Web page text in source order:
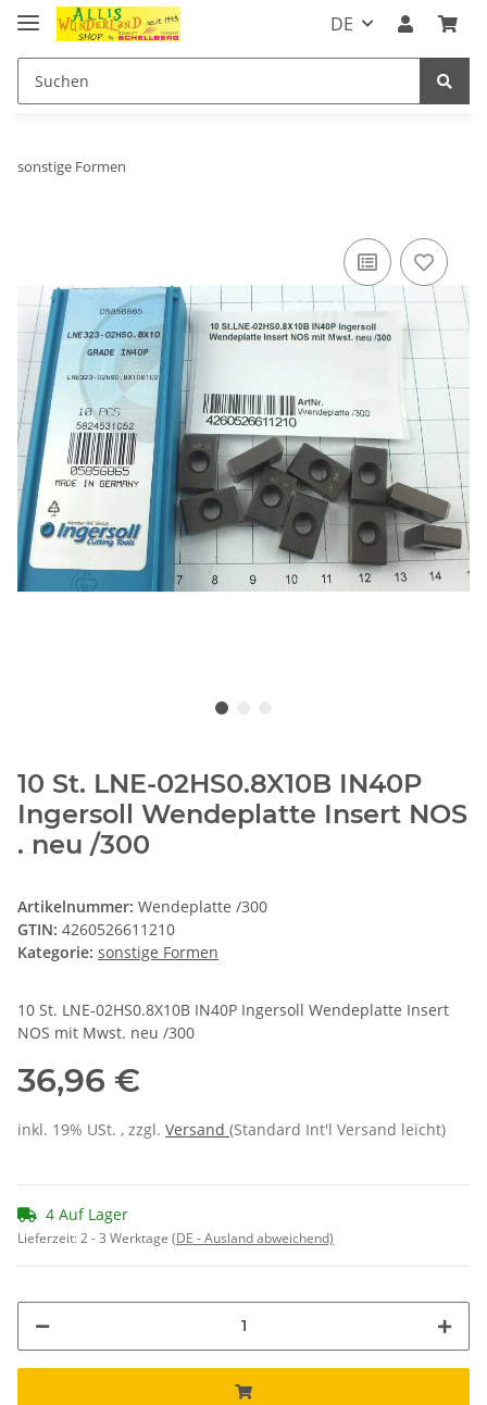
DE
sonstige Formen
10 St. LNE-02HS0.8X10B IN40P
Ingersoll Wendeplatte Insert NOS
. neu /300
Artikelnummer: Wendeplatte /300
GTIN: 4260526611210
Kategorie: sonstige Formen
10 St. LNE-02HS0.8X10B IN40P Ingersoll Wendeplatte Insert
NOS mit Mwst. neu /300
36,96 €
inkl. 19% USt. , zzgl. Versand (Standard Int'l Versand leicht)
4 Auf Lager
Lieferzeit:2 - 3 Werktage (DE - Ausland abweichend)